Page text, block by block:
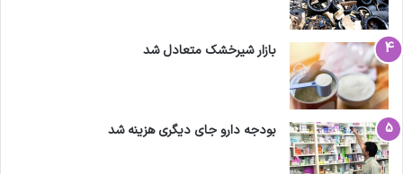
بازار شیرخشک متعادل شد
بودجه دارو جای دیگری هزینه شد